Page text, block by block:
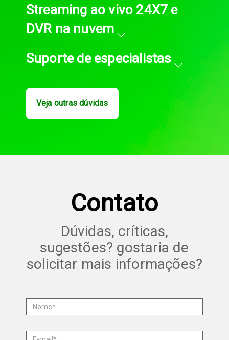
Streaming ao vivo 24X7 e
DVR na nuvem
Suporte de especialistas
Veja outras dúvidas
Contato
Dúvidas, críticas,
sugestões? gostaria de
solicitar mais informações?